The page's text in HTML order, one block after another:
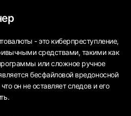
- это киберпреступление,
средствами, такими как
или сложное ручное
бесфайловой вредоносной
он не оставляет следов и его